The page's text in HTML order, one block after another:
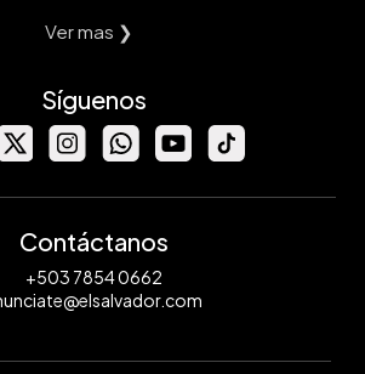
Ver mas ❯
Síguenos
Contáctanos
+503 7854 0662